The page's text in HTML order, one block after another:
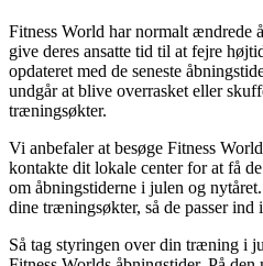
Fitness World har normalt ændrede
give deres ansatte tid til at fejre
opdateret med de seneste
undgår at blive overrasket eller
træningsøkter.
Vi anbefaler at besøge Fitness
kontakte dit lokale center for at få
om åbningstiderne i julen og
dine træningsøkter, så de passer
Så tag styringen over din træning i